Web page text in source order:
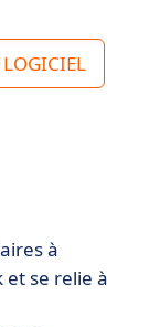
à
se relie à